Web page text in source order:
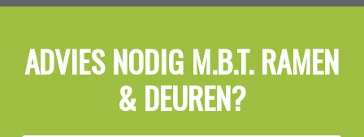
ADVIES NODIG M.B.T. RAMEN
& DEUREN?